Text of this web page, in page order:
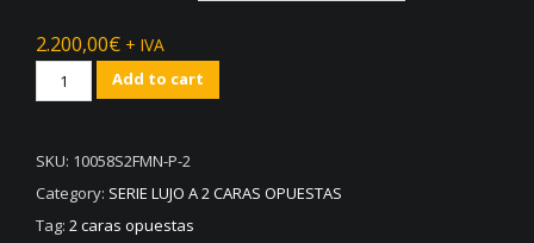
2.200,00€ + IVA
Chimenea
ROMA
2
opuestas
quantity
Add to cart
SKU: 10058S2FMN-P-2
Category: SERIE LUJO A 2 CARAS OPUESTAS
Tag: 2 caras opuestas